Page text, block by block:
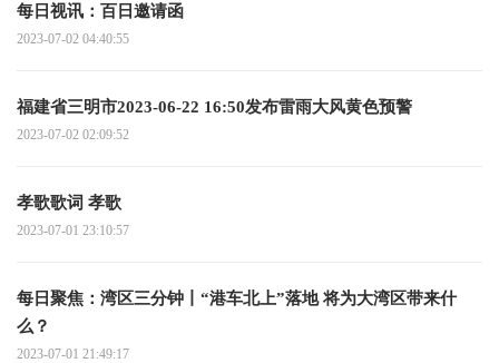
每日视讯：百日邀请函
2023-07-02 04:40:55
福建省三明市2023-06-22 16:50发布雷雨大风黄色预警
2023-07-02 02:09:52
孝歌歌词 孝歌
2023-07-01 23:10:57
每日聚焦：湾区三分钟丨“港车北上”落地 将为大湾区带来什
么？
2023-07-01 21:49:17